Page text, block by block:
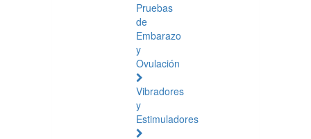
Pruebas
de
Embarazo
y
Ovulación
Vibradores
y
Estimuladores